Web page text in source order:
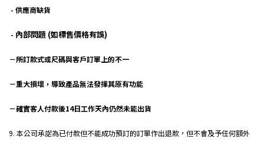
- 供應商缺貨
- 內部問題 (如標售價格有誤)
－所訂款式或尺碼與客戶訂單上的不一
－重大損壞，導致產品無法發揮其原有功能
－確實客人付款後14日工作天內仍然未能出貨
9. 本公司承諾為已付款但不能成功預訂的訂單作出退款，但不會及予任何額外